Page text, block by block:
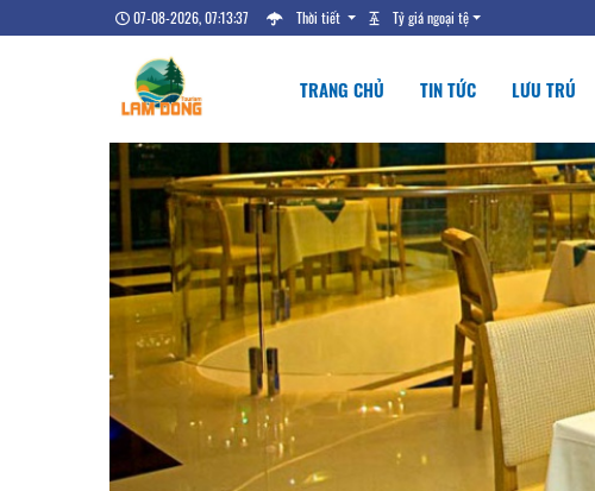
07-08-2026, 07:13:38 Thời tiết Tỷ giá ngoại tệ
TRANG CHỦ TIN TỨC LƯU TRÚ